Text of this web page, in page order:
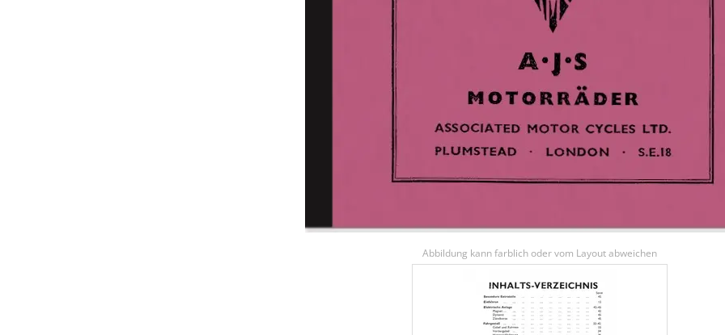
Abbildung kann farblich oder vom Layout abweichen